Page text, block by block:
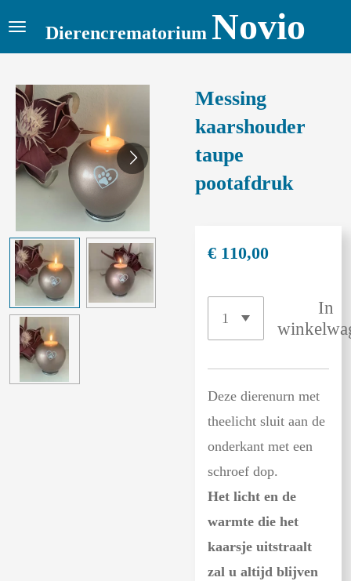
Ga
de
hoofdinhoud
Dierencrematorium Novio
Messing
kaarshouder
taupe
pootafdruk
€ 110,00
In
Deze dierenurn met
theelicht sluit aan de
onderkant met een
schroef dop.
Het licht en de
warmte die het
kaarsje uitstraalt
zal u altijd blijven